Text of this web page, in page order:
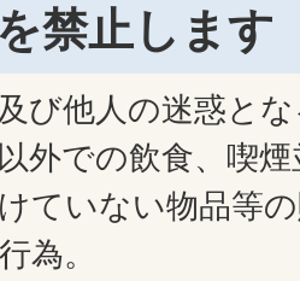
禁止します
び他人の迷惑と
外での飲食、喫
ていない物品等
為。